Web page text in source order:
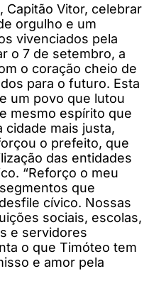
Capitão Vitor, celebrar
orgulho e um
vivenciados pela
o 7 de setembro, a
o coração cheio de
para o futuro. Esta
um povo que lutou
mesmo espírito que
mais justa,
o prefeito, que
das entidades
“Reforço o meu
que
cívico. Nossas
sociais, escolas,
e servidores
o que Timóteo tem
e amor pela